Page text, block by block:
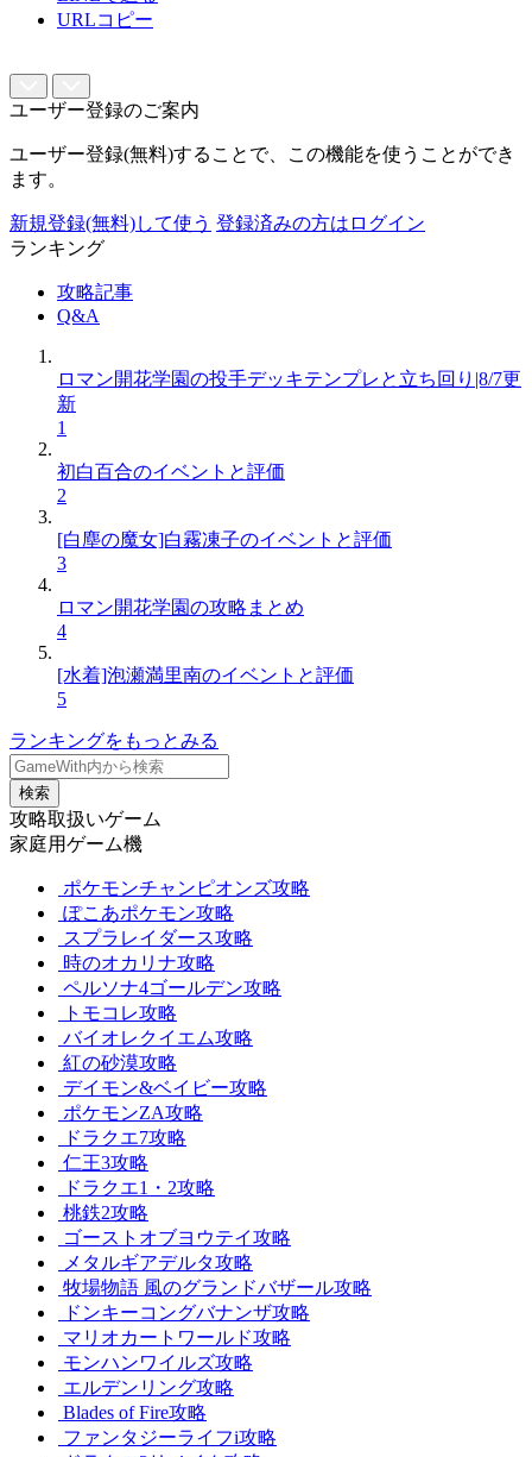
URLコピー
ユーザー登録のご案内
ユーザー登録(無料)することで、この機能を使うことができ
ます。
新規登録(無料)して使う 登録済みの方はログイン
ランキング
攻略記事
Q&A
ロマン開花学園の投手デッキテンプレと立ち回り|8/7更
新
1
初白百合のイベントと評価
2
[白塵の魔女]白霧凍子のイベントと評価
3
ロマン開花学園の攻略まとめ
4
[水着]泡瀬満里南のイベントと評価
5
ランキングをもっとみる
検索
攻略取扱いゲーム
家庭用ゲーム機
ポケモンチャンピオンズ攻略
ぽこあポケモン攻略
スプラレイダース攻略
時のオカリナ攻略
ペルソナ4ゴールデン攻略
トモコレ攻略
バイオレクイエム攻略
紅の砂漠攻略
デイモン&ベイビー攻略
ポケモンZA攻略
ドラクエ7攻略
仁王3攻略
ドラクエ1・2攻略
桃鉄2攻略
ゴーストオブヨウテイ攻略
メタルギアデルタ攻略
牧場物語 風のグランドバザール攻略
ドンキーコングバナンザ攻略
マリオカートワールド攻略
モンハンワイルズ攻略
エルデンリング攻略
Blades of Fire攻略
ファンタジーライフi攻略